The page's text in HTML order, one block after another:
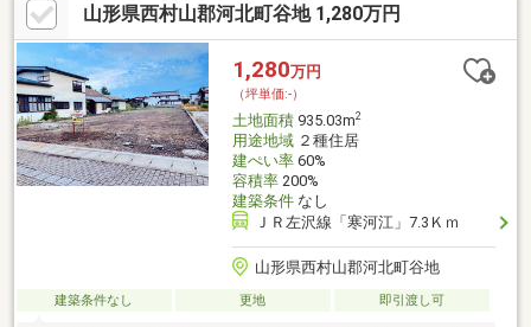
山形県西村山郡河北町谷地 1,280万円
1,280万円
（坪単価:-）
土地面積935.03m2
用途地域２種住居
建ぺい率60%
容積率200%
建築条件なし
ＪＲ左沢線「寒河江」7.3Ｋｍ
山形県西村山郡河北町谷地
建築条件なし 更地 即引渡し可